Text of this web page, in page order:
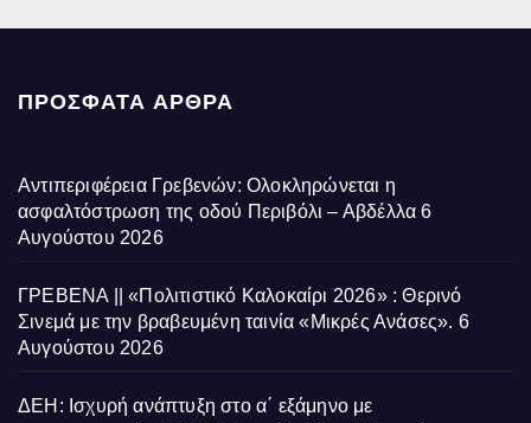
ΠΡΌΣΦΑΤΑ ΆΡΘΡΑ
Αντιπεριφέρεια Γρεβενών: Ολοκληρώνεται η
ασφαλτόστρωση της οδού Περιβόλι – Αβδέλλα 6
Αυγούστου 2026
ΓΡΕΒΕΝΑ || «Πολιτιστικό Καλοκαίρι 2026» : Θερινό
Σινεμά με την βραβευμένη ταινία «Μικρές Ανάσες». 6
Αυγούστου 2026
ΔΕΗ: Ισχυρή ανάπτυξη στο α΄ εξάμηνο με